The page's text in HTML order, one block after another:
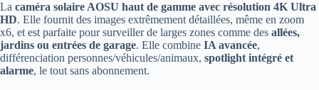
La caméra solaire AOSU haut de gamme avec résolution 4K Ultra
HD. Elle fournit des images extrêmement détaillées, même en zoom
x6, et est parfaite pour surveiller de larges zones comme des allées,
jardins ou entrées de garage. Elle combine IA avancée,
différenciation personnes/véhicules/animaux, spotlight intégré et
alarme, le tout sans abonnement.